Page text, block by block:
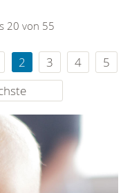
20 von 55
2 3 4
5